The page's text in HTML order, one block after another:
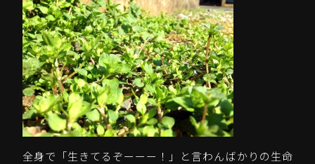
全身で「生きてるぞーーー！」と言わんばかりの生命